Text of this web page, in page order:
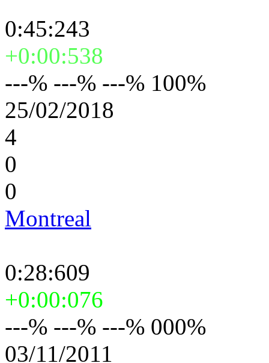
0:45:243
+0:00:538
---% ---% ---% 100%
25/02/2018
4
0
0
Montreal
0:28:609
+0:00:076
---% ---% ---% 000%
03/11/2011